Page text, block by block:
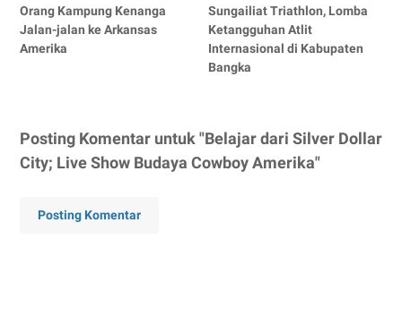
Orang Kampung Kenanga
Jalan-jalan ke Arkansas
Amerika
Sungailiat Triathlon, Lomba
Ketangguhan Atlit
Internasional di Kabupaten
Bangka
Posting Komentar untuk "Belajar dari Silver Dollar
City; Live Show Budaya Cowboy Amerika"
Posting Komentar